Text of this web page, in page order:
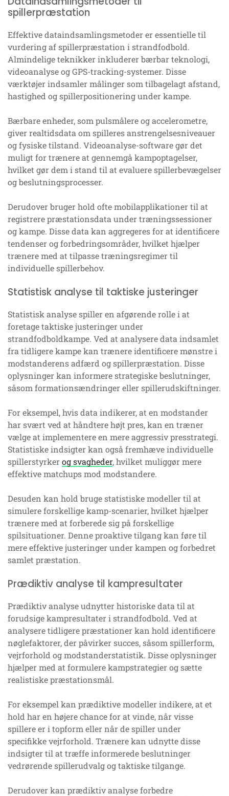
spillerpræstation
Effektive dataindsamlingsmetoder er essentielle til
vurdering af spillerpræstation i strandfodbold.
Almindelige teknikker inkluderer bærbar teknologi,
videoanalyse og GPS-tracking-systemer. Disse
værktøjer indsamler målinger som tilbagelagt afstand,
hastighed og spillerpositionering under kampe.
Bærbare enheder, som pulsmålere og accelerometre,
giver realtidsdata om spilleres anstrengelsesniveauer
og fysiske tilstand. Videoanalyse-software gør det
muligt for trænere at gennemgå kampoptagelser,
hvilket gør dem i stand til at evaluere spillerbevægelser
og beslutningsprocesser.
Derudover bruger hold ofte mobilapplikationer til at
registrere præstationsdata under træningssessioner
og kampe. Disse data kan aggregeres for at identificere
tendenser og forbedringsområder, hvilket hjælper
trænere med at tilpasse træningsregimer til
individuelle spillerbehov.
Statistisk analyse til taktiske justeringer
Statistisk analyse spiller en afgørende rolle i at
foretage taktiske justeringer under
strandfodboldkampe. Ved at analysere data indsamlet
fra tidligere kampe kan trænere identificere mønstre i
modstanderens adfærd og spillerpræstation. Disse
oplysninger kan informere strategiske beslutninger,
såsom formationsændringer eller spillerudskiftninger.
For eksempel, hvis data indikerer, at en modstander
har svært ved at håndtere højt pres, kan en træner
vælge at implementere en mere aggressiv presstrategi.
Statistiske indsigter kan også fremhæve individuelle
spillerstyrkerog svagheder, hvilket muliggør mere
effektive matchups mod modstandere.
Desuden kan hold bruge statistiske modeller til at
simulere forskellige kamp-scenarier, hvilket hjælper
trænere med at forberede sig på forskellige
spilsituationer. Denne proaktive tilgang kan føre til
mere effektive justeringer under kampen og forbedret
samlet præstation.
Prædiktiv analyse til kampresultater
Prædiktiv analyse udnytter historiske data til at
forudsige kampresultater i strandfodbold. Ved at
analysere tidligere præstationer kan hold identificere
nøglefaktorer, der påvirker succes, såsom spillerform,
vejrforhold og modstanderstatistik. Disse oplysninger
hjælper med at formulere kampstrategier og sætte
realistiske præstationsmål.
For eksempel kan prædiktive modeller indikere, at et
hold har en højere chance for at vinde, når visse
spillere er i topform eller når de spiller under
specifikke vejrforhold. Trænere kan udnytte disse
indsigter til at træffe informerede beslutninger
vedrørende spillerudvalg og taktiske tilgange.
Derudover kan prædiktiv analyse forbedre